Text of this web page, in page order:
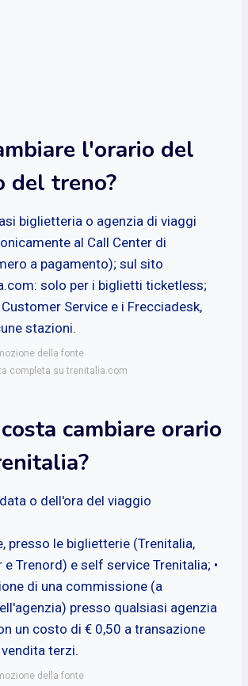
l'orario del
del treno?
biglietteria o agenzia di viaggi
al Call Center di
a pagamento); sul sito
solo per i biglietti ticketless;
Service e i Frecciadesk,
stazioni.
della fonte
completa su trenitalia.com
cambiare orario
o dell'ora del viaggio
presso le biglietterie (Trenitalia,
e Trenord) e self service Trenitalia; •
di una commissione (a
presso qualsiasi agenzia
un costo di € 0,50 a transazione
terzi.
della fonte